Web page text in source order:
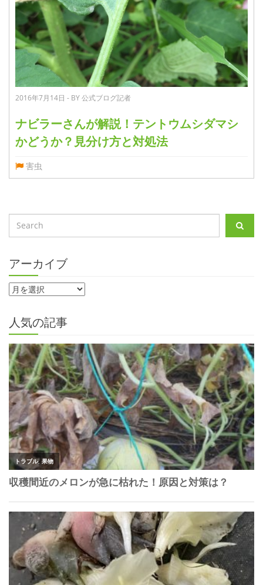
2016年7月14日 - BY 公式ブログ記者
ナビラーさんが解説！テントウムシダマシ
かどうか？見分け方と対処法
害虫
アーカイブ
人気の記事